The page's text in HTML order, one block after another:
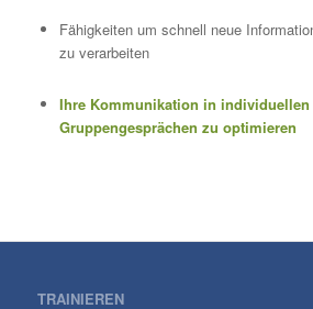
Fähigkeiten um schnell neue
zu verarbeiten
Ihre Kommunikation in
Gruppengesprächen zu optimieren
TRAINIEREN